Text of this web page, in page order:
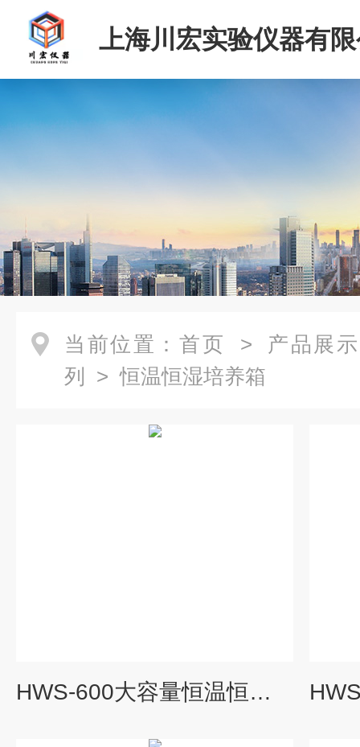
上海川宏实验仪器有
当前位置： 首页 > 产品展示
列
>恒温恒湿培养箱
HWS-600大容量恒温恒湿培养箱植物发芽1000L